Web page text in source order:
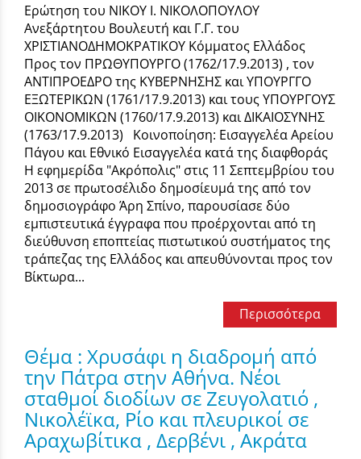
Ερώτηση του ΝΙΚΟΥ Ι. ΝΙΚΟΛΟΠΟΥΛΟΥ
Ανεξάρτητου Βουλευτή και Γ.Γ. του
ΧΡΙΣΤΙΑΝΟΔΗΜΟΚΡΑΤΙΚΟΥ Κόμματος Ελλάδος
Προς τον ΠΡΩΘΥΠΟΥΡΓΟ (1762/17.9.2013) , τον
ΑΝΤΙΠΡΟΕΔΡΟ της ΚΥΒΕΡΝΗΣΗΣ και ΥΠΟΥΡΓΓΟ
ΕΞΩΤΕΡΙΚΩΝ (1761/17.9.2013) και τους ΥΠΟΥΡΓΟΥΣ
ΟΙΚΟΝΟΜΙΚΩΝ (1760/17.9.2013) και ΔΙΚΑΙΟΣΥΝΗΣ
(1763/17.9.2013) Κοινοποίηση: Εισαγγελέα Αρείου
Πάγου και Εθνικό Εισαγγελέα κατά της διαφθοράς
Η εφημερίδα "Ακρόπολις" στις 11 Σεπτεμβρίου του
2013 σε πρωτοσέλιδο δημοσίευμά της από τον
δημοσιογράφο Άρη Σπίνο, παρουσίασε δύο
εμπιστευτικά έγγραφα που προέρχονται από τη
διεύθυνση εποπτείας πιστωτικού συστήματος της
τράπεζας της Ελλάδος και απευθύνονται προς τον
Βίκτωρα...
Περισσότερα
Θέμα : Χρυσάφι η διαδρομή από
την Πάτρα στην Αθήνα. Νέοι
σταθμοί διοδίων σε Ζευγολατιό ,
Νικολέϊκα, Ρίο και πλευρικοί σε
Αραχωβίτικα , Δερβένι , Ακράτα